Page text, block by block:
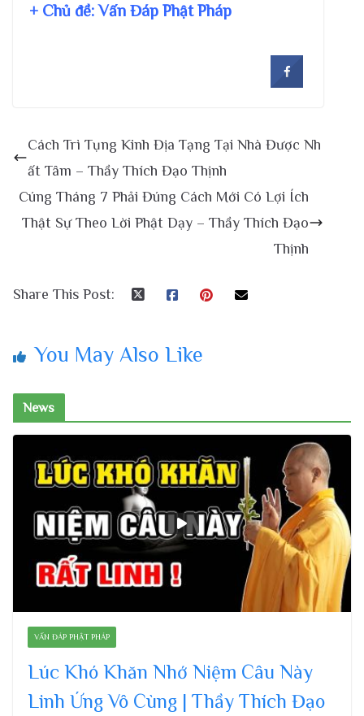
+ Chủ đề:Vấn Đáp Phật Pháp
Cách Trì Tụng Kinh Địa Tạng Tại Nhà Được Nh
ất Tâm – Thầy Thích Đạo Thịnh
Cúng Tháng 7 Phải Đúng Cách Mới Có Lợi Ích
Thật Sự Theo Lời Phật Dạy – Thầy Thích Đạo
Thịnh
Share This Post:
You May Also Like
News
VẤN ĐÁP PHẬT PHÁP
Lúc Khó Khăn Nhớ Niệm Câu Này
Linh Ứng Vô Cùng | Thầy Thích Đạo